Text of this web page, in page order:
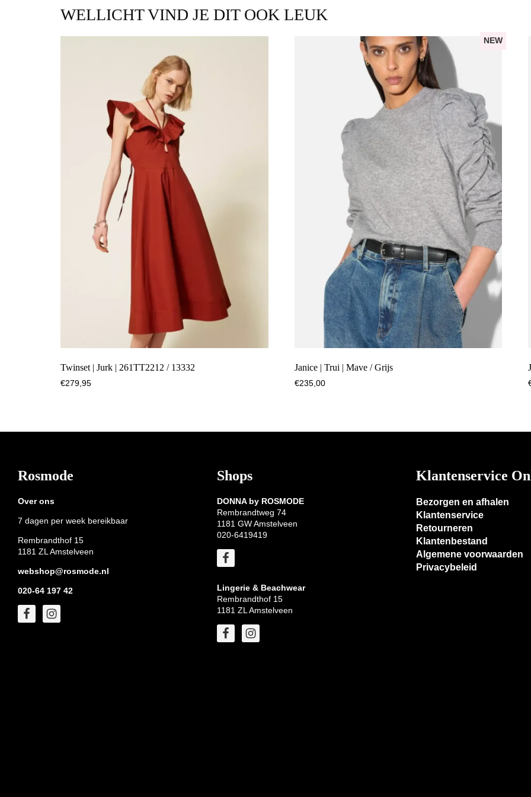
WELLICHT VIND JE DIT OOK LEUK
Twinset | Jurk | 261TT2212 / 13332
€279,95
NEW
Janice | Trui | Mave / Grijs
€235,00
Footer
Rosmode
Over ons
7 dagen per week bereikbaar
Rembrandthof 15
1181 ZL Amstelveen
webshop@rosmode.nl
020-64 197 42
Shops
DONNA by ROSMODE
Rembrandtweg 74
1181 GW Amstelveen
020-6419419
Lingerie & Beachwear
Rembrandthof 15
1181 ZL Amstelveen
Klantenservice
Bezorgen en afhalen
Klantenservice
Retourneren
Klantenbestand
Algemene voorwaarden
Privacybeleid